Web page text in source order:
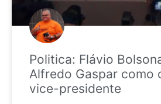
Politica: Flávio
Alfredo Gaspar como
vice-presidente